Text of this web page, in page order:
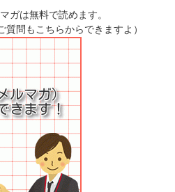
ガは無料で読めます。
問もこちらからできますよ）